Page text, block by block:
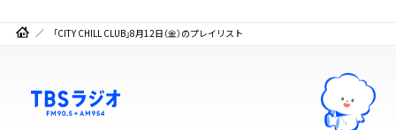
「CITY CHILL CLUB」8月12日（金）のプレイリスト